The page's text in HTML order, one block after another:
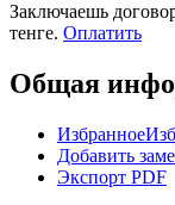
Заключаешь
тенге. Оплатить
Общая
Избранное
Добавить
Экспорт PDF